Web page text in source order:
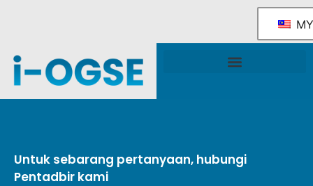
MY
Untuk sebarang pertanyaan, hubungi
Pentadbir kami